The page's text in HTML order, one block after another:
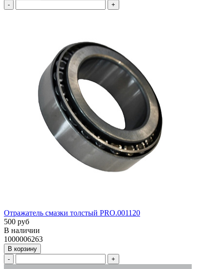
-
+
Отражатель смазки толстый PRO.001120
500 руб
В наличии
1000006263
В корзину
-
+